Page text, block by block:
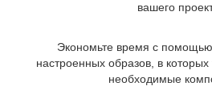
вашего
Экономьте время с
настроенных образов, в
необходимые